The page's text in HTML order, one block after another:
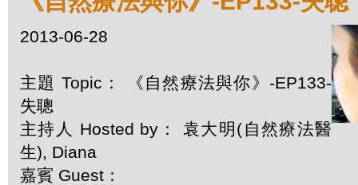
2013-06-28
主題 Topic： 《自然療法與你》-EP133-
失聰
主持人 Hosted by： 袁大明(自然療法醫
生), Diana
嘉賓 Guest：